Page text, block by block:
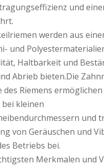
und
werden aus
und
Haltbarkeit und
Abrieb bieten.Die
des Riemens
kleinen
und
von Geräuschen und
Betriebs bei.
Merkmalen und